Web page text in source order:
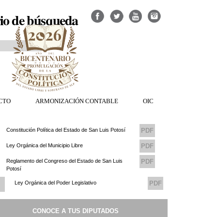
de búsqueda
ARMONIZACIÓN CONTABLE OIC
Constitución Política del Estado de San Luis Potosí PDF
Ley Orgánica del Municipio Libre PDF
Reglamento del Congreso del Estado de San Luis
Potosí
PDF
Ley Orgánica del Poder Legislativo PDF
Congreso del Estado de San Luis Potosi
CONOCE A TUS DIPUTADOS